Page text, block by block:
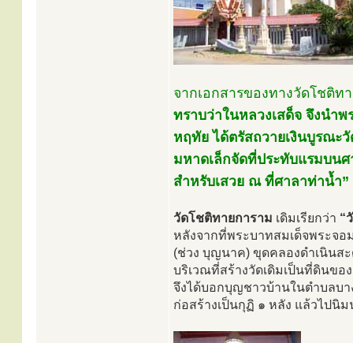
จากเอกสารของทางวัดโชติท
ทราบว่าในหลวงเสด็จ จึงนำ
หฤทัย ได้ตรัสถวายเงินบูรณะ
มหาดเล็กจัดที่ประทับแรมบนศ
สำหรับเสวย ณ ที่ศาลาท่าน้ำ”
วัดโชติทายการาม เดิมเรียกว่า “
หลังจากที่พระบาทสมเด็จพระจอ
(ช่วง บุญนาค) ขุดคลองดำเนินส
บริเวณที่สร้างวัดเดิมเป็นที่ดินข
จึงได้บอกบุญชาวบ้านในตำบลบ
ก่อสร้างเป็นกุฏิ ๑ หลัง แล้วไปนิ